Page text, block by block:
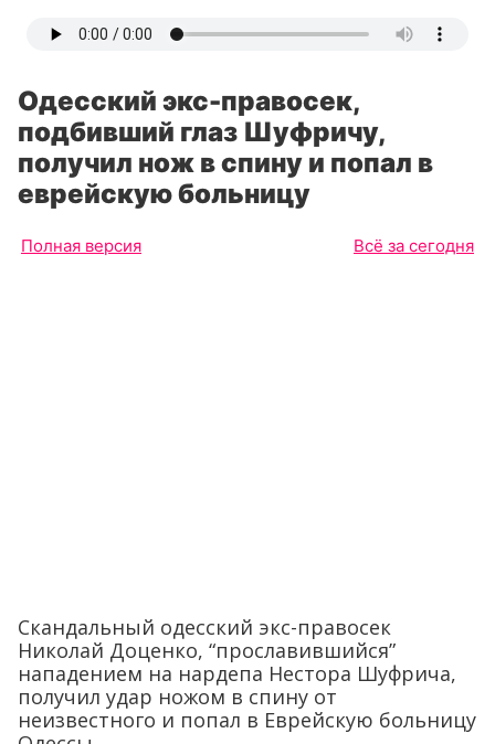
Одесский экс-правосек,
подбивший глаз Шуфричу,
получил нож в спину и попал в
еврейскую больницу
Полная версия Всё за сегодня
Скандальный одесский экс-правосек
Николай Доценко, “прославившийся”
нападением на нардепа Нестора Шуфрича,
получил удар ножом в спину от
неизвестного и попал в Еврейскую больницу